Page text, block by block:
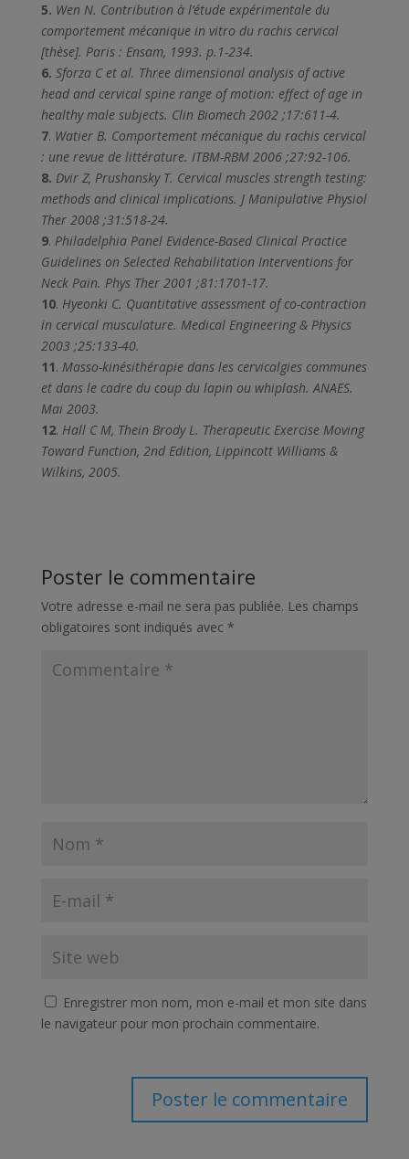
5. Wen N. Contribution à l’étude expérimentale du
comportement mécanique in vitro du rachis cervical
[thèse]. Paris : Ensam, 1993. p.1-234.
6. Sforza C et al. Three dimensional analysis of active
head and cervical spine range of motion: effect of age in
healthy male subjects. Clin Biomech 2002 ;17:611-4.
7. Watier B. Comportement mécanique du rachis cervical
: une revue de littérature. ITBM-RBM 2006 ;27:92-106.
8. Dvir Z, Prushansky T. Cervical muscles strength testing:
methods and clinical implications. J Manipulative Physiol
Ther 2008 ;31:518-24.
9. Philadelphia Panel Evidence-Based Clinical Practice
Guidelines on Selected Rehabilitation Interventions for
Neck Pain. Phys Ther 2001 ;81:1701-17.
10. Hyeonki C. Quantitative assessment of co-contraction
in cervical musculature. Medical Engineering & Physics
2003 ;25:133-40.
11. Masso-kinésithérapie dans les cervicalgies communes
et dans le cadre du coup du lapin ou whiplash. ANAES.
Mai 2003.
12. Hall C M, Thein Brody L. Therapeutic Exercise Moving
Toward Function, 2nd Edition, Lippincott Williams &
Wilkins, 2005.
Poster le commentaire
Votre adresse e-mail ne sera pas publiée. Les champs
obligatoires sont indiqués avec *
Enregistrer mon nom, mon e-mail et mon site dans
le navigateur pour mon prochain commentaire.